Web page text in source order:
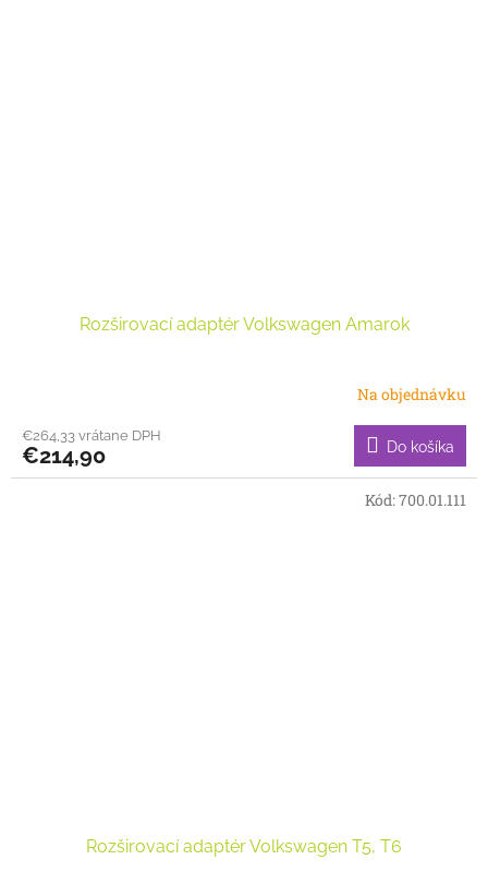
Rozširovací adaptér Volkswagen Amarok
Na objednávku
€264,33 vrátane DPH
€214,90 Do košíka
Rozširovací adaptér Volkswagen T5, T6
Kód:700.01.111